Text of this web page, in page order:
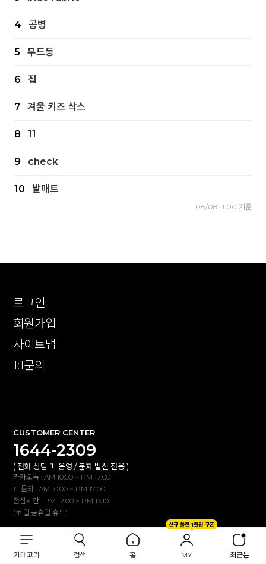
카테고리 검색 홈
신규 플친 1천원 쿠폰
MY 최근본
4 공병
5 무드등
6 집
7 겨울 키즈 삭스
8 11
9 check
10 발매트
08/08 11:00 기준
로그인
회원가입
사이트맵
1:1문의
CUSTOMER CENTER
1644-2309
( 전화 상담 미 운영 / 문자 발신 전용 )
카카오톡 : AM 10:00 ~ PM 17:00
1:1 문의 : AM 10:00 ~ PM 17:00
점심시간 : PM 12:00 ~ PM 13:10
(토,일,공휴일 휴무)
BANK INFO